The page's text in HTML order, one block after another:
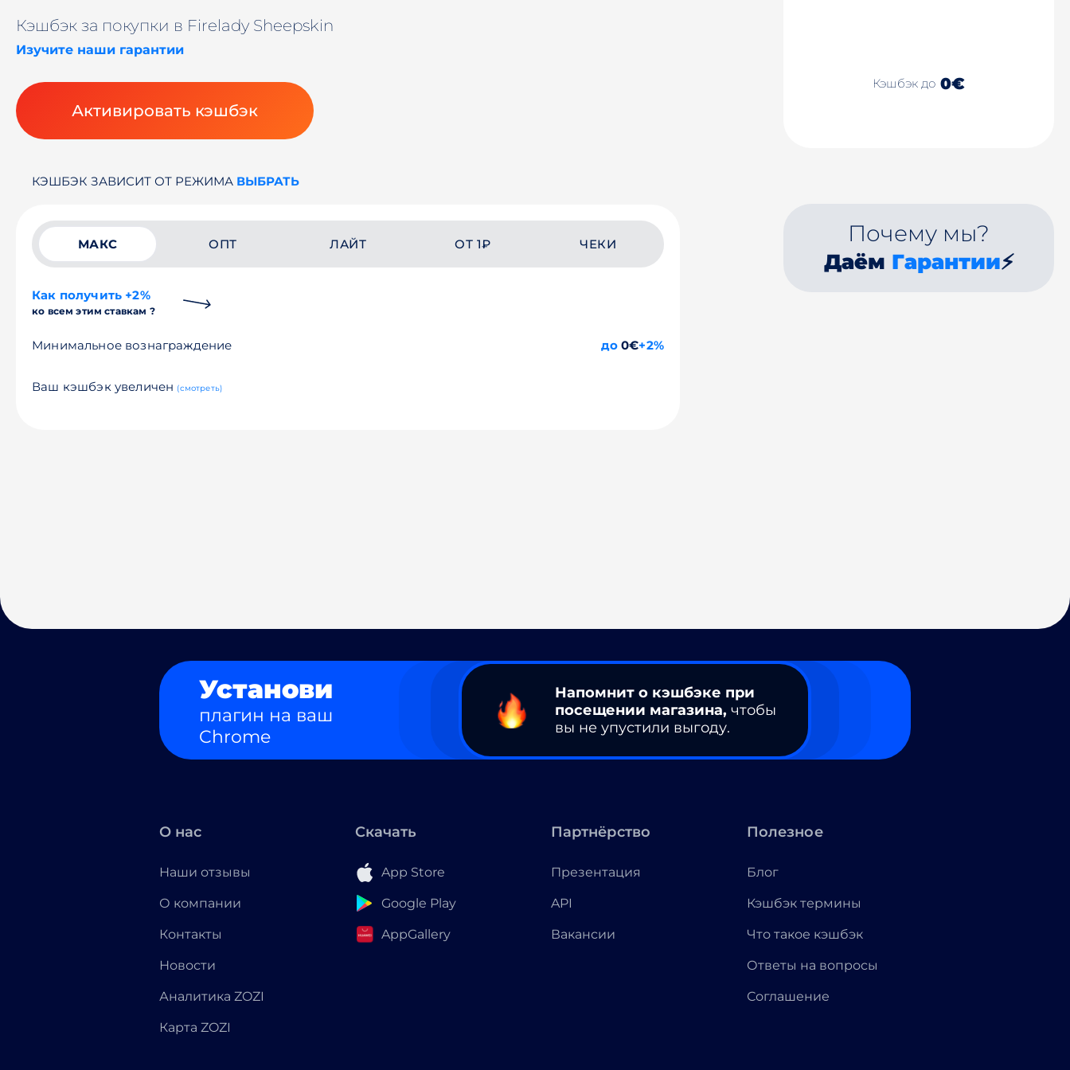
Кэшбэк за покупки в Firelady Sheepskin
Изучите наши гарантии
Активировать кэшбэк
Кэшбэк до 0€
КЭШБЭК ЗАВИСИТ ОТ РЕЖИМА ВЫБРАТЬ
МАКС ОПТ ЛАЙТ ОТ 1₽ ЧЕКИ
Как получить +2%
ко всем этим ставкам ?
Минимальное вознаграждение до0€+2%
Ваш кэшбэк увеличен (смотреть)
Почему мы?
Даём Гарантии⚡
Установи
плагин на ваш
Chrome
Напомнит о кэшбэке при
посещении магазина, чтобы
вы не упустили выгоду.
О нас
Наши отзывы
О компании
Контакты
Новости
Аналитика ZOZI
Карта ZOZI
Скачать
App Store
Google Play
AppGallery
Партнёрство
Презентация
API
Вакансии
Полезное
Блог
Кэшбэк термины
Что такое кэшбэк
Ответы на вопросы
Соглашение